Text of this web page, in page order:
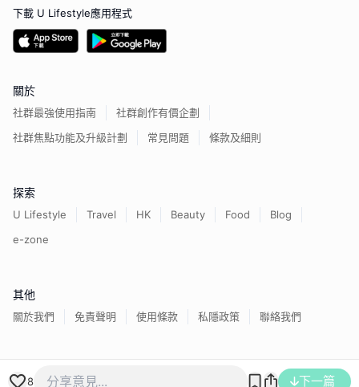
8 下一篇
下載 U Lifestyle應用程式
關於
社群最強使用指南
社群創作有價企劃
社群焦點功能及升級計劃
常見問題 條款及細則
探索
U Lifestyle Travel HK Beauty Food
Blog
e-zone
其他
關於我們 免責聲明 使用條款 私隱政策 聯絡我們
香港經濟日報版權所有©